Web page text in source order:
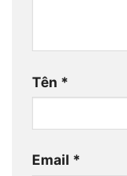
Tên *
Email *